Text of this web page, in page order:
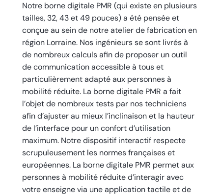
Notre borne digitale PMR (qui existe en plusieurs
tailles, 32, 43 et 49 pouces) a été pensée et
conçue au sein de notre atelier de fabrication en
région Lorraine. Nos ingénieurs se sont livrés à
de nombreux calculs afin de proposer un outil
de communication accessible à tous et
particulièrement adapté aux personnes à
mobilité réduite. La borne digitale PMR a fait
l’objet de nombreux tests par nos techniciens
afin d’ajuster au mieux l’inclinaison et la hauteur
de l’interface pour un confort d’utilisation
maximum. Notre dispositif interactif respecte
scrupuleusement les normes françaises et
européennes. La borne digitale PMR permet aux
personnes à mobilité réduite d’interagir avec
votre enseigne via une application tactile et de